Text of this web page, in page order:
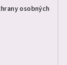
osobných